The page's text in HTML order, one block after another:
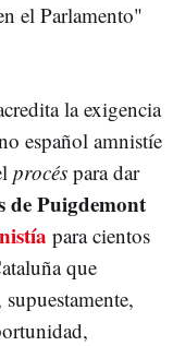
el Parlamento"
la exigencia
español amnistíe
procés para dar
de Puigdemont
para cientos
que